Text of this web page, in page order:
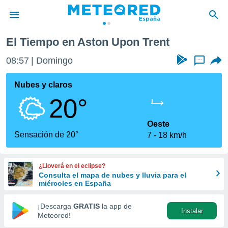
de
por
que se
calidad.
a este
las
y
forma
digital
basada
El Tiempo en Aston Upon Trent
08:57 Domingo ...
Nubes y claros
20°
Sensación de 20°
Oeste
7
18 km/h
¿Lloverá en el eclipse?
Consulta el mapa de nubes y lluvia para el
miércoles en España
¡Descarga GRATIS la app de
Meteored!
Instalar